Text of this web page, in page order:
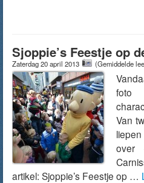
Sjoppie’s Feestje op
Zaterdag 20 april 2013 (Gemiddelde
foto
Van
over
artikel: Sjoppie’s Feestje op …